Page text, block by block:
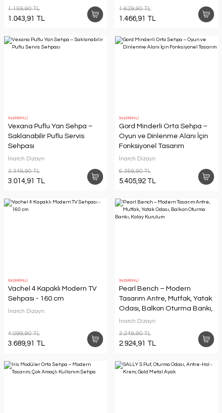
1.159,90 TL
1.043,91 TL
1.629,90 TL
1.466,91 TL
İNDİRİMLİ
Vexana Puflu Yan Sehpa –
Saklanabilir Puflu Servis
Sehpası
İnarch Dizayn
3.349,90 TL
3.014,91 TL
İNDİRİMLİ
Gord Minderli Orta Sehpa –
Oyun ve Dinlenme Alanı İçin
Fonksiyonel Tasarım
İnarch Dizayn
6.359,90 TL
5.405,92 TL
İNDİRİMLİ
Vachel 4 Kapaklı Modern TV
Sehpası - 160 cm
İnarch Dizayn
4.099,90 TL
3.689,91 TL
İNDİRİMLİ
Pearl Bench – Modern
Tasarım Antre, Mutfak, Yatak
Odası, Balkon Oturma Bankı,
Kolay Kurulum
İnarch Dizayn
3.249,90 TL
2.924,91 TL